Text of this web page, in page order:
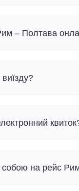
– Полтава
собою на рейс